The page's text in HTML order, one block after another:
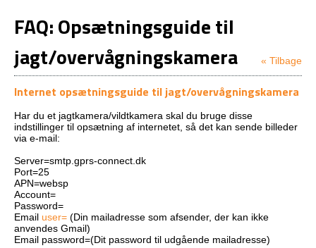
FAQ: Opsætningsguide til
jagt/overvågningskamera
« Tilbage
Internet opsætningsguide til jagt/overvågningskamera
Har du et jagtkamera/vildtkamera skal du bruge disse
indstillinger til opsætning af internetet, så det kan sende billeder
via e-mail:
Server=smtp.gprs-connect.dk
Port=25
APN=websp
Account=
Password=
Email user= (Din mailadresse som afsender, der kan ikke
anvendes Gmail)
Email password=(Dit password til udgående mailadresse)